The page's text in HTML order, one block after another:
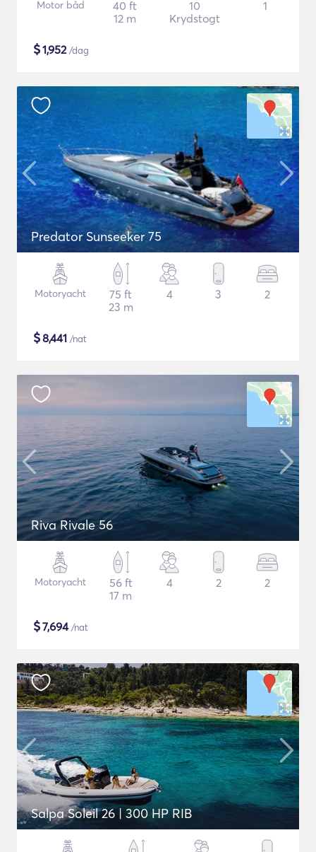
Motor båd
40 ft
12 m
10
Krydstogt
1
$1,952/dag
Predator Sunseeker 75
Motoryacht
75 ft
23 m
4 3 2
$8,441 /nat
Riva Rivale 56
Motoryacht
56 ft
17 m
4 2 2
$7,694/nat
Salpa Soleil 26 | 300 HP RIB